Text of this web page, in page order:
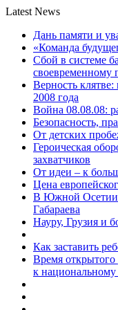
Latest News
Дань памяти и
«Команда
Сбой в системе
своевременному
Верность
2008 года
Война 08.08.08:
Безопасность,
От детских
Героическая
захватчиков
От идеи – к
Цена
В Южной Осетии
Габараева
Науру, Грузия и
Как заставить
Время открытого
к национальному